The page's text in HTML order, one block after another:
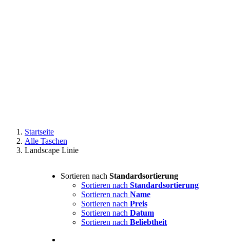
Startseite
Alle Taschen
Landscape Linie
Sortieren nach Standardsortierung
Sortieren nach Standardsortierung
Sortieren nach Name
Sortieren nach Preis
Sortieren nach Datum
Sortieren nach Beliebtheit